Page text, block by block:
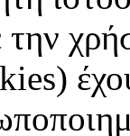
την